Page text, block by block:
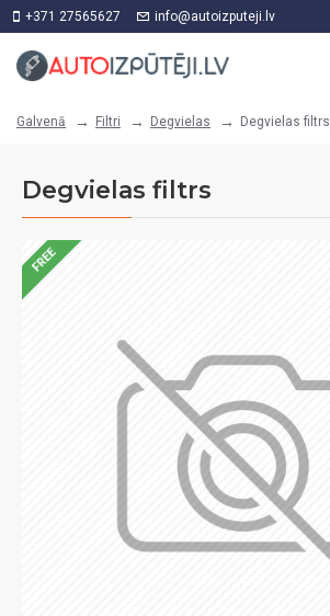
+371 27565627 info@autoizputeji.lv
Galvenā Filtri Degvielas Degvielas filtrs
Degvielas filtrs
FREE